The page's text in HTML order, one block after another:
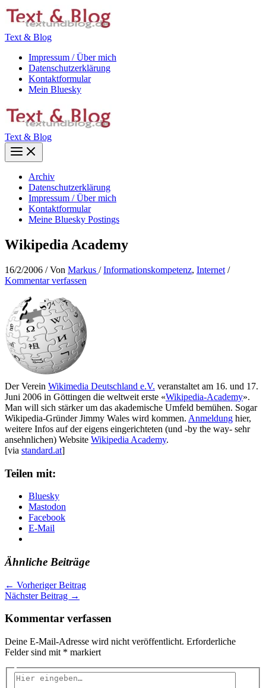
Zum
Inhalt
Text & Blog
Impressum / Über mich
Datenschutzerklärung
Kontaktformular
Mein Bluesky
Text & Blog
Main
Menu
Archiv
Datenschutzerklärung
Impressum / Über mich
Kontaktformular
Meine Bluesky Postings
Wikipedia Academy
16/2/2006 / Von Markus /Informationskompetenz, Internet /
Kommentar verfassen
Der Verein Wikimedia Deutschland e.V. veranstaltet am 16. und 17.
Juni 2006 in Göttingen die weltweit erste «Wikipedia-Academy».
Man will sich stärker um das akademische Umfeld bemühen. Sogar
Wikipedia-Gründer Jimmy Wales wird kommen. Anmeldung hier,
weitere Infos auf der eigens eingerichteten (und -by the way- sehr
ansehnlichen) Website Wikipedia Academy.
[via standard.at]
Teilen mit:
Bluesky
Mastodon
Facebook
E-Mail
Ähnliche Beiträge
← Vorheriger Beitrag
Nächster Beitrag →
Kommentar verfassen
Deine E-Mail-Adresse wird nicht veröffentlicht. Erforderliche
Felder sind mit * markiert
Hier